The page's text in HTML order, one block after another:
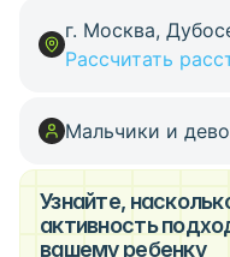
г. Москва,
Рассчитать
Мальчики и
Узнайте,
активность
вашему ребенку